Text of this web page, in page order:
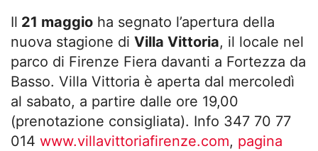
Il 21 maggio ha segnato l’apertura della
nuova stagione di Villa Vittoria, il locale nel
parco di Firenze Fiera davanti a Fortezza da
Basso. Villa Vittoria è aperta dal mercoledì
al sabato, a partire dalle ore 19,00
(prenotazione consigliata). Info 347 70 77
014 www.villavittoriafirenze.com, pagina